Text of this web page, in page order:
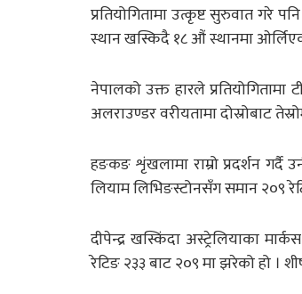
प्रतियोगितामा उत्कृष्ट सुरुवात गरे
स्थान खस्किदै १८ औं स्थानमा
नेपालको उक्त हारले
अलराउण्डर वरीयतामा दोस्रोबाट
हङकङ शृंखलामा राम्रो प्रदर्शन गर्दै
लियाम लिभिङस्टोनसँग समान २०९
दीपेन्द्र खस्किंदा अस्ट्रेलियाका
रेटिङ २३३ बाट २०९ मा झरेको हो ।